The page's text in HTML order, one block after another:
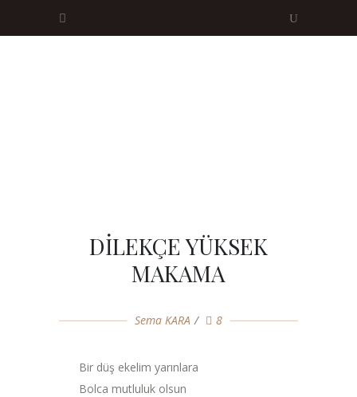
DİLEKÇE YÜKSEK
MAKAMA
Sema KARA 8
Bir düş ekelim yarınlara
Bolca mutluluk olsun